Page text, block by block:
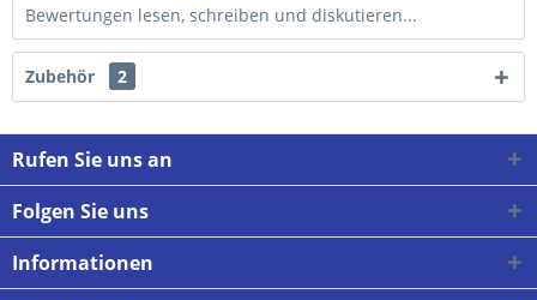
Bewertungen lesen, schreiben und diskutieren...
Zubehör 2
Rufen Sie uns an
Folgen Sie uns
Informationen